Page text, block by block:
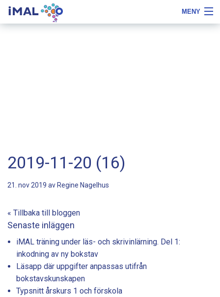
iMAL MENY
Flytta
Tips
2019-11-20 (16)
21. nov 2019 avRegine Nagelhus
« Tillbaka till bloggen
Senaste inläggen
iMAL träning under läs- och skrivinlärning. Del 1:
inkodning av ny bokstav
Läsapp där uppgifter anpassas utifrån
bokstavskunskapen
Typsnitt årskurs 1 och förskola